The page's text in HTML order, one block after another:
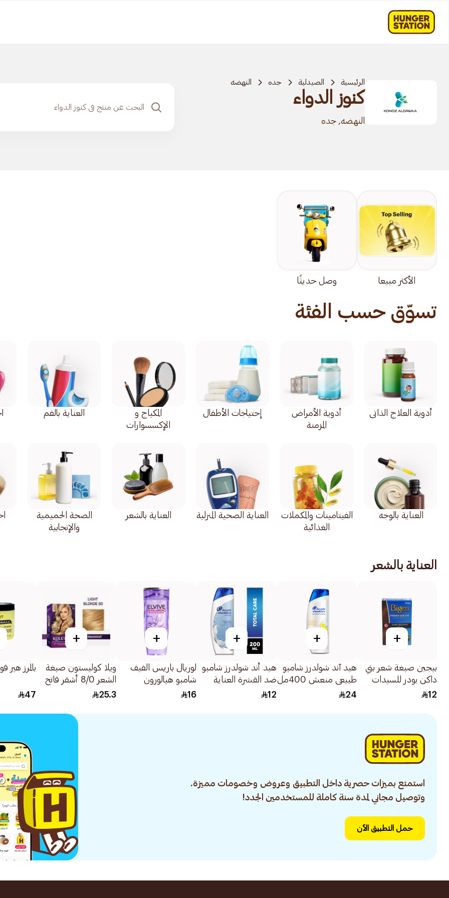
الرئيسية الصيدلية جده النهضه
كنوز الدواء
النهضه, جده
الأكثر مبيعا وصل حديثًا
تسوّق حسب الفئة
أدوية العلاج الذاتي
أدوية الأمراض
المزمنة
إحتياجات الأطفال
المكياج و
الإكسسوارات
العناية بالفم
العناية بالوجه
الفيتامينات والمكملات
الغذائية
العناية الصحية المنزلية العناية بالشعر
الصحة الحميمية
والإنجابية
العناية بالشعر
+
بيجين صبغة شعر بني
داكن بودر للسيدات
شبه دائم 6جرام
12
+
هيد آند شولدرز شامبو
طبيعي منعش 400مل
24
+
هيد أند شولدرز شامبو
ضد القشرة العناية
الكاملة 200مل
12
+
لوريال باريس الفيف
شامبو هيالورون
مويستشر لترطيب
16
+
ويلا كوليستون صبغة
الشعر 8/0 أشقر فاتح
1قطعة
25.3
بالمرز هير فود
47
استمتع بميزات حصرية داخل التطبيق وعروض وخصومات مميزة.
وتوصيل مجاني لمدة سنة كاملة للمستخدمين الجدد!
حمل التطبيق الآن